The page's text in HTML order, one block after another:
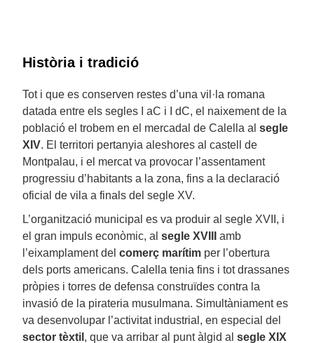
Història i tradició
Tot i que es conserven restes d’una vil·la romana
datada entre els segles I aC i I dC, el naixement de la
població el trobem en el mercadal de Calella al segle
XIV. El territori pertanyia aleshores al castell de
Montpalau, i el mercat va provocar l’assentament
progressiu d’habitants a la zona, fins a la declaració
oficial de vila a finals del segle XV.
L’organització municipal es va produir al segle XVII, i
el gran impuls econòmic, al segle XVIII
amb
l’eixamplament del comerç marítim per l’obertura
dels ports americans. Calella tenia fins i tot drassanes
pròpies i torres de defensa construïdes contra la
invasió de la pirateria musulmana. Simultàniament es
va desenvolupar l’activitat industrial, en especial del
sector tèxtil , que va arribar al punt àlgid al segle XIX